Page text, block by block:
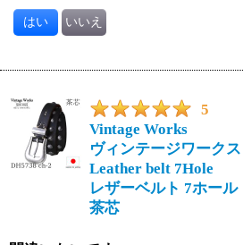
はい いいえ
5
Vintage Works
ヴィンテージワークス
Leather belt 7Hole
レザーベルト 7ホール
茶芯